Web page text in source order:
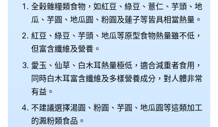
全榖雜糧類食物，如紅豆、綠豆、薏仁、芋頭、地
瓜、芋圓、地瓜圓、粉圓及蓮子等皆具相當熱量。
紅豆、綠豆、芋頭、地瓜等原型食物熱量雖不低，
但富含纖維及營養。
愛玉、仙草、白木耳熱量極低，適合減重者食用，
同時白木耳富含纖維及多樣營養成分，對人體非常
有益。
不建議選擇湯圓、粉圓、芋圓、地瓜圓等這類加工
的澱粉類食品。